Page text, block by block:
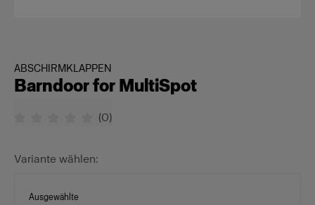
ABSCHIRMKLAPPEN
Barndoor for MultiSpot
(0)
Variante wählen:
Ausgewählte